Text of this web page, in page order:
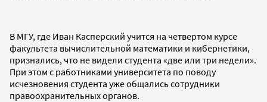
В МГУ, где Иван Касперский учится на четвертом курсе
факультета вычислительной математики и кибернетики,
признались, что не видели студента «две или три недели».
При этом с работниками университета по поводу
исчезновения студента уже общались сотрудники
правоохранительных органов.